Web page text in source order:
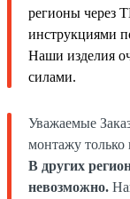
регионы через
инструкциями
Наши изделия
силами.
Уважаемые
монтажу только
В других
невозможно.